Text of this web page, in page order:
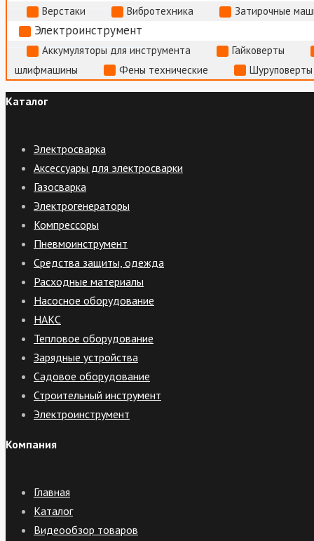
Верстаки Вибротехника Затирочные
Электроинструмент
Аккумуляторы для инструмента
Гайковерты
шлифмашины
Фены технические
Каталог
Электросварка
Аксессуары для электросварки
Газосварка
Электрогенераторы
Компрессоры
Пневмоинструмент
Средства защиты, одежда
Расходные материалы
Насосное оборудование
НАКС
Тепловое оборудование
Зарядные устройства
Садовое оборудование
Строительный инструмент
Электроинструмент
Компания
Главная
Каталог
Видеообзор товаров